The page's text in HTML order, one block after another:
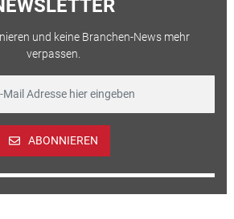
und keine Branchen-News mehr
verpassen.
ABONNIEREN